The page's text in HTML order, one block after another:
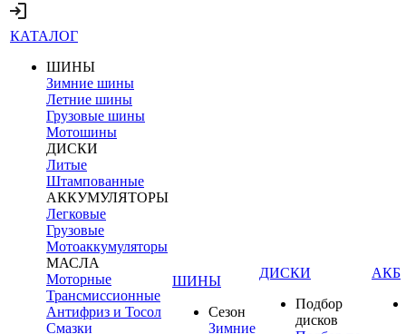
КАТАЛОГ
ШИНЫ
Зимние шины
Летние шины
Грузовые шины
Мотошины
ДИСКИ
Литые
Штампованные
АККУМУЛЯТОРЫ
Легковые
Грузовые
Мотоаккумуляторы
МАСЛА
Моторные
Трансмиссионные
Антифриз и Тосол
Смазки
ШИНЫ
Сезон
Зимние
ДИСКИ
Подбор
дисков
АКБ